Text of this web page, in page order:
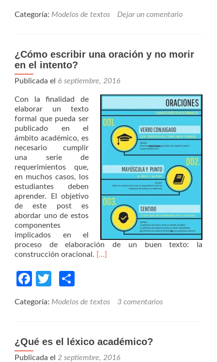
Categoría: Modelos de textos Dejar un comentario
¿Cómo escribir una oración y no morir
en el intento?
Publicada el 6 septiembre, 2016
Con la finalidad de
elaborar un texto
formal que pueda ser
publicado en el
ámbito académico, es
necesario cumplir
una serie de
requerimientos que,
en muchos casos, los
estudiantes deben
aprender. El objetivo
de este post es
abordar uno de estos
componentes
implicados en el
proceso de elaboración de un buen texto: la
construcción oracional.
[…]
Facebook
Twitter
Categoría: Modelos de textos 3 comentarios
¿Qué es el léxico académico?
Publicada el 2 septiembre, 2016